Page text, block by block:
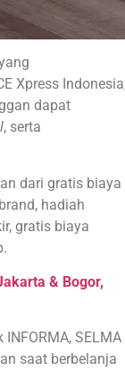
Xpress
dapat
, serta
dari gratis biaya
hadiah
gratis biaya
& Bogor,
SELMA
saat berbelanja